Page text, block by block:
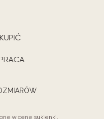
w cenę sukienki.